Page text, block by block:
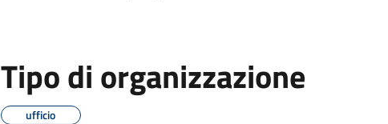
Tipo di organizzazione
ufficio